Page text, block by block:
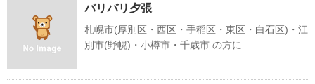
バリバリ夕張
札幌市(厚別区・西区・手稲区・東区・白石区)・江
別市(野幌)・小樽市・千歳市 の方に ...